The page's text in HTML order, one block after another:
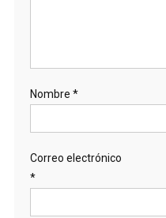
Nombre *
Correo electrónico
*